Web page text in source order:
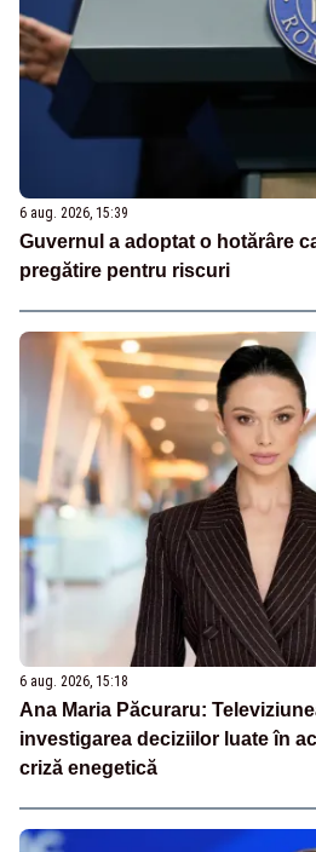
6 aug. 2026, 15:39
Guvernul a adoptat o hotărâre
pregătire pentru riscuri
6 aug. 2026, 15:18
Ana Maria Păcuraru:
investigarea deciziilor luate în
criză enegetică